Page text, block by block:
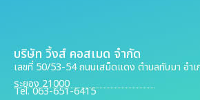
บริษัท วิ้งส์ คอสเมด จำกัด
เลขที่ 50/53-54 ถนนเสม็ดแดง ตำบลทับมา อำ
ระยอง 21000
Tel. 063-651-6415